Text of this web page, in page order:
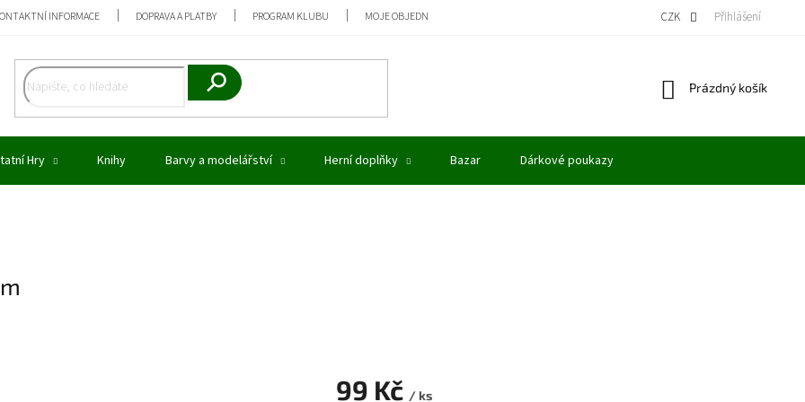
INFORMACE DOPRAVA A PLATBY PROGRAM KLUBU MOJE OBJEDNÁVKA VÝKUP MODELŮ
CZK Přihlášení
Nákupní
Prázdný košík
Hry Knihy Barvy a modelářství Herní doplňky Bazar Dárkové poukazy
99 Kč / ks